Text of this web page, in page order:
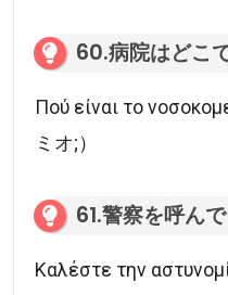
60.病院はどこ
Πού είναι το
ミオ;）
61.警察を呼ん
Καλέστε την